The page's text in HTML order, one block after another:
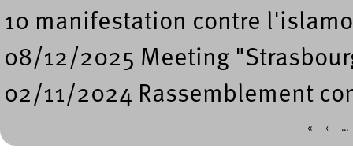
10 manifestation contre
08/12/2025 Meeting
02/11/2024 Rassemblement
Pages
« ‹ …